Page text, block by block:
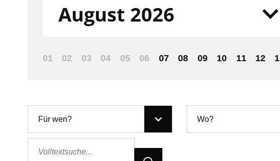
August 2026
01 02 03 04 05 06 07 08 09 10 11 12
Für wen? Wo?